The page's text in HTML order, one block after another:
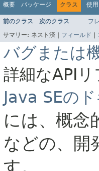
概要 パッケージ クラス 使用
前のクラス 次のクラス フ
サマリー: ネスト済 | フィールド
バグまたは
詳細なAPI
Java SEの
には、概念
などの、開
す。